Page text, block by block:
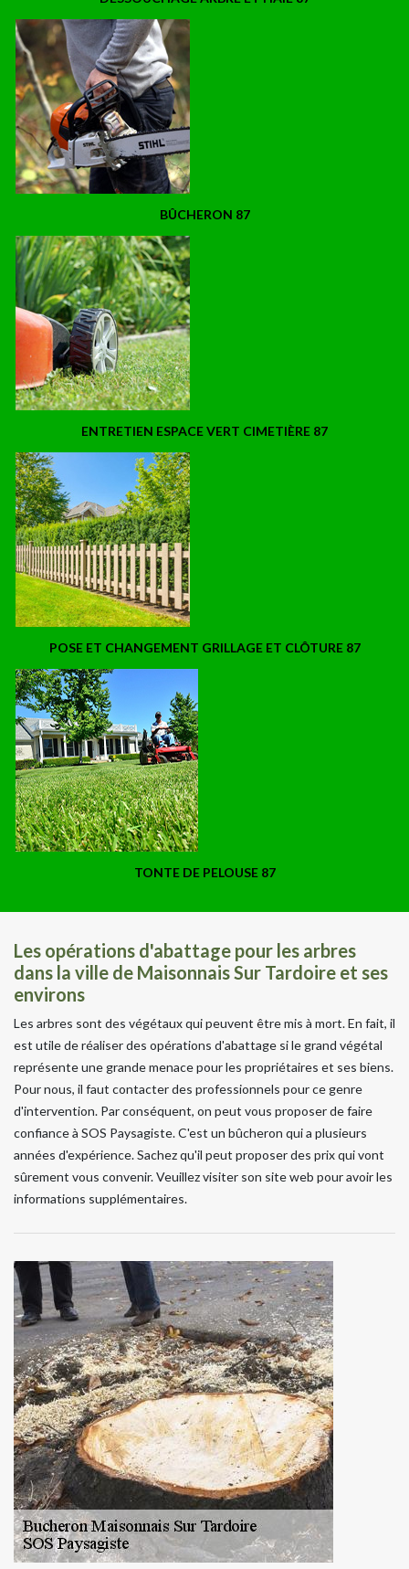
BÛCHERON 87
ENTRETIEN ESPACE VERT CIMETIÈRE 87
POSE ET CHANGEMENT GRILLAGE ET CLÔTURE 87
TONTE DE PELOUSE 87
Les opérations d'abattage pour les arbres
dans la ville de Maisonnais Sur Tardoire et ses
environs
Les arbres sont des végétaux qui peuvent être mis à mort. En fait, il
est utile de réaliser des opérations d'abattage si le grand végétal
représente une grande menace pour les propriétaires et ses biens.
Pour nous, il faut contacter des professionnels pour ce genre
d'intervention. Par conséquent, on peut vous proposer de faire
confiance à SOS Paysagiste. C'est un bûcheron qui a plusieurs
années d'expérience. Sachez qu'il peut proposer des prix qui vont
sûrement vous convenir. Veuillez visiter son site web pour avoir les
informations supplémentaires.